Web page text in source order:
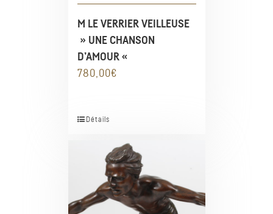
M LE VERRIER VEILLEUSE
» UNE CHANSON
D’AMOUR «
780,00€
Détails